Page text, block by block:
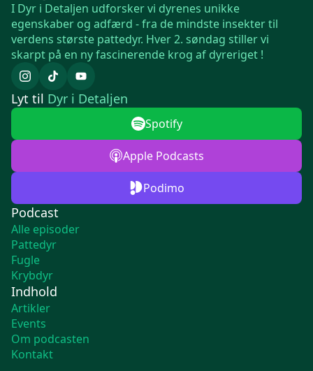
I Dyr i Detaljen udforsker vi dyrenes unikke
egenskaber og adfærd - fra de mindste insekter til
verdens største pattedyr. Hver 2. søndag stiller vi
skarpt på en ny fascinerende krog af dyreriget !
Podcast
Alle episoder
Pattedyr
Fugle
Krybdyr
Indhold
Artikler
Events
Om podcasten
Kontakt
Lyt til Dyr i Detaljen
Spotify
Apple Podcasts
Podimo